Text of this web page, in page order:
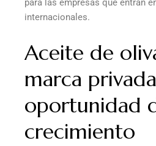
para las empresas que entran
internacionales.
Aceite de
marca
oportunidad
crecimiento